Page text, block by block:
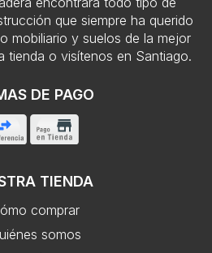
que siempre ha querido
mobiliario y suelos de la mejor
tienda o visítenos en Santiago.
DE PAGO
TIENDA
comprar
somos